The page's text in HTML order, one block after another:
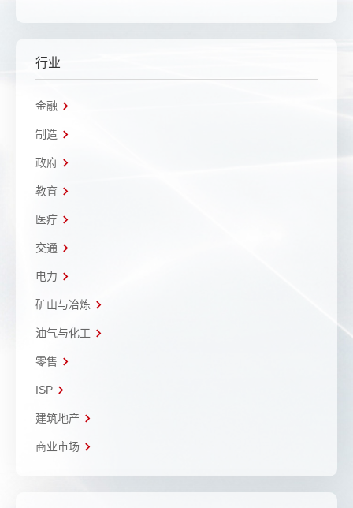
行业
金融
制造
政府
教育
医疗
交通
电力
矿山与冶炼
油气与化工
零售
ISP
建筑地产
商业市场